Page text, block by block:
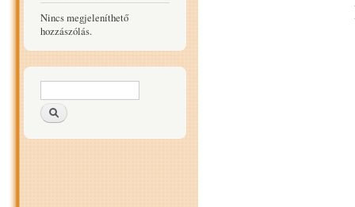
Nincs megjeleníthető
hozzászólás.
Keresés űrlap